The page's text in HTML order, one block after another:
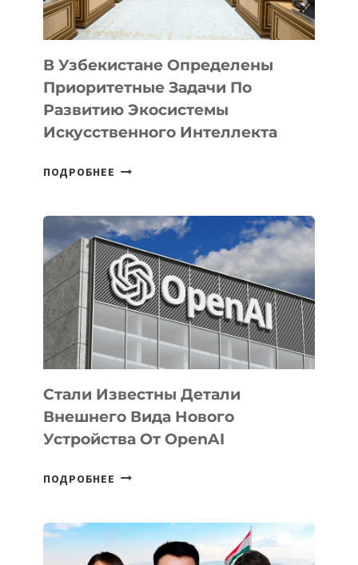
В Узбекистане Определены
Приоритетные Задачи По
Развитию Экосистемы
Искусственного Интеллекта
ПОДРОБНЕЕ
ПРИОРИТЕТНЫЕ
ЗАДАЧИ
ПО
РАЗВИТИЮ
ЭКОСИСТЕМЫ
ИСКУССТВЕННОГО
ИНТЕЛЛЕКТА
Стали Известны Детали
Внешнего Вида Нового
Устройства От OpenAI
ПОДРОБНЕЕ СТАЛИ
ВНЕШНЕГО
ВИДА